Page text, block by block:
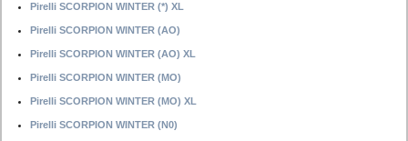
Pirelli SCORPION WINTER (*) XL
Pirelli SCORPION WINTER (AO)
Pirelli SCORPION WINTER (AO) XL
Pirelli SCORPION WINTER (MO)
Pirelli SCORPION WINTER (MO) XL
Pirelli SCORPION WINTER (N0)